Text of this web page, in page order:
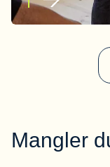
Mangler